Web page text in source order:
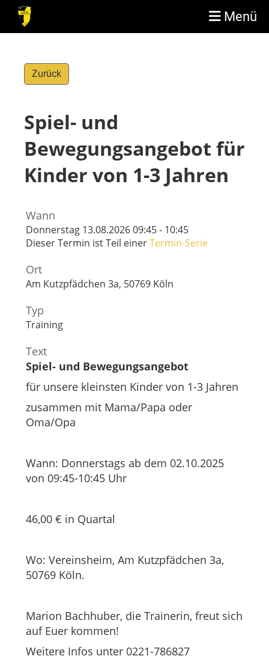
Menü
Zurück
Spiel- und
Bewegungsangebot für
Kinder von 1-3 Jahren
Wann
Donnerstag 13.08.2026 09:45 - 10:45
Dieser Termin ist Teil einerTermin-Serie
Ort
Am Kutzpfädchen 3a, 50769 Köln
Typ
Training
Text
Spiel- und Bewegungsangebot
für unsere kleinsten Kinder von 1-3 Jahren
zusammen mit Mama/Papa oder
Oma/Opa
Wann: Donnerstags ab dem 02.10.2025
von 09:45-10:45 Uhr
46,00 € in Quartal
Wo: Vereinsheim, Am Kutzpfädchen 3a,
50769 Köln.
Marion Bachhuber, die Trainerin, freut sich
auf Euer kommen!
Weitere Infos unter 0221-786827